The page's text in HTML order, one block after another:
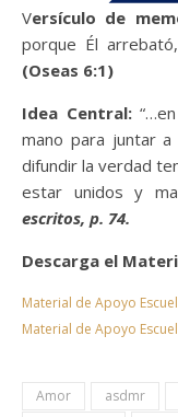
Versículo de
porque Él
(Oseas 6:1)
Idea Central:
mano para juntar
difundir la verdad
estar unidos y
escritos, p. 74.
Descarga el
Material de Apoyo
Material de Apoyo
Amor asdmr